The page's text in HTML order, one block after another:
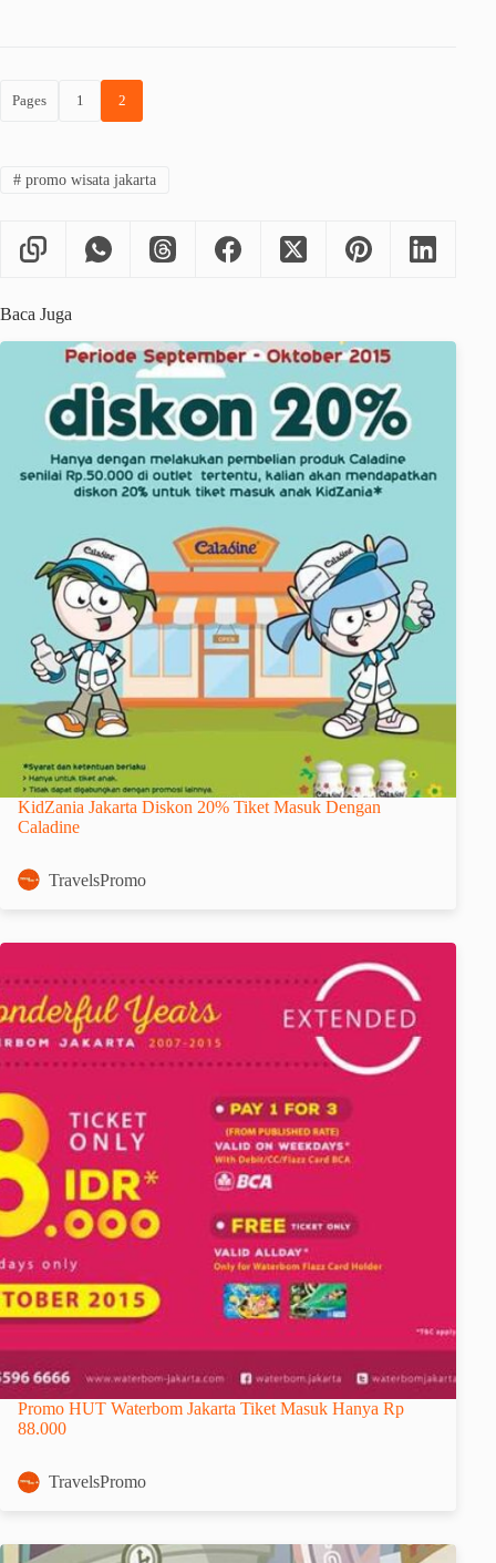
Pages 1 2
#promo wisata jakarta
Baca Juga
KidZania Jakarta Diskon 20% Tiket Masuk Dengan
Caladine
TravelsPromo
Promo HUT Waterbom Jakarta Tiket Masuk Hanya Rp
88.000
TravelsPromo